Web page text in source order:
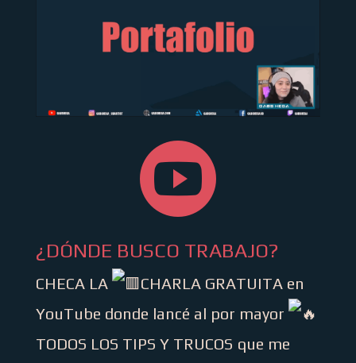

¿DÓNDE BUSCO TRABAJO?
CHECA LA
CHARLA GRATUITA en
YouTube donde lancé al por mayor
TODOS LOS TIPS Y TRUCOS que me